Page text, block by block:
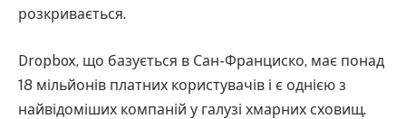
розкривається.
Dropbox, що базується в Сан-Франциско, має понад
18 мільйонів платних користувачів і є однією з
найвідоміших компаній у галузі хмарних сховищ.